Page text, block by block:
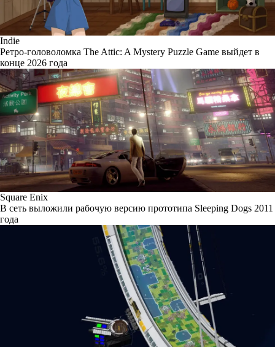
Indie
Ретро-головоломка The Attic: A Mystery Puzzle Game выйдет в
конце 2026 года
Square Enix
В сеть выложили рабочую версию прототипа Sleeping Dogs 2011
года